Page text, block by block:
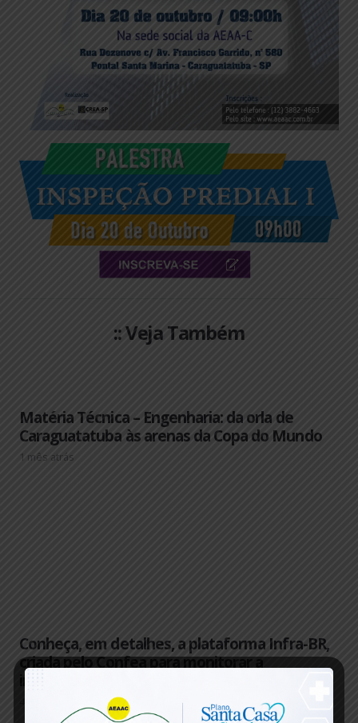
:: Veja Também
Matéria Técnica – Engenharia: da orla de
Caraguatatuba às arenas da Copa do Mundo
1 mês atrás
Conheça, em detalhes, a plataforma Infra-BR,
criada pelo Confea para monitorar a
infraestrutura do país